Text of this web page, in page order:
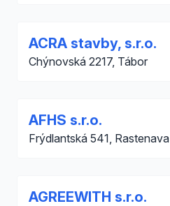
ACRA stavby, s.r.o.
Chýnovská 2217, Tábor
AFHS s.r.o.
Frýdlantská 541, Rastenava
AGREEWITH s.r.o.